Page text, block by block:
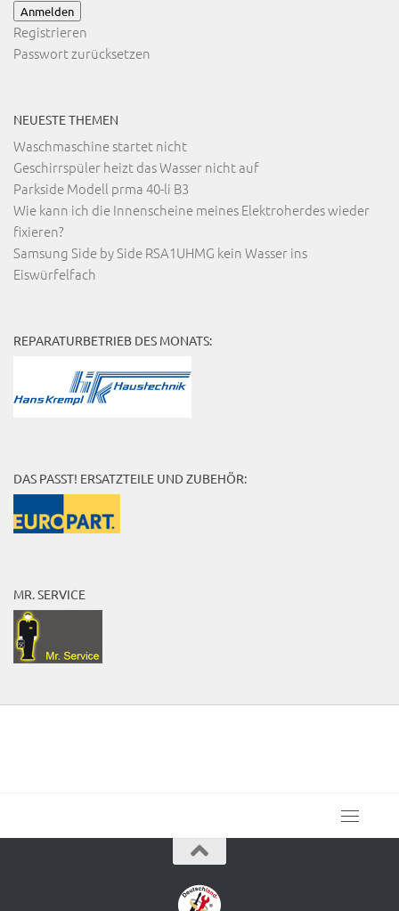
Anmelden
Registrieren
Passwort zurücksetzen
NEUESTE THEMEN
Waschmaschine startet nicht
Geschirrspüler heizt das Wasser nicht auf
Parkside Modell prma 40-li B3
Wie kann ich die Innenscheine meines Elektroherdes wieder
fixieren?
Samsung Side by Side RSA1UHMG kein Wasser ins
Eiswürfelfach
REPARATURBETRIEB DES MONATS:
DAS PASST! ERSATZTEILE UND ZUBEHÖR:
MR. SERVICE